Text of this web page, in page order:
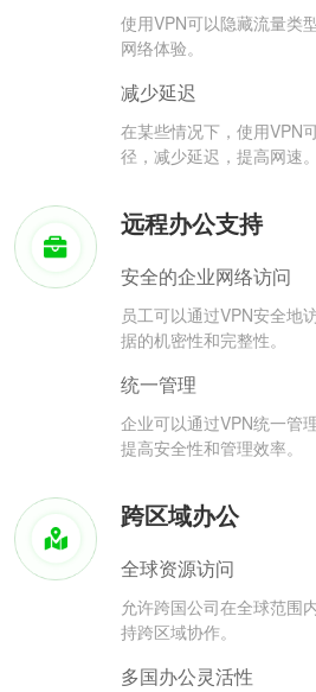
使用VPN可以隐藏流量类
网络体验。
减少延迟
在某些情况下，使用VPN
径，减少延迟，提高网速。
远程办公支持
安全的企业网络访问
员工可以通过VPN安全地
据的机密性和完整性。
统一管理
企业可以通过VPN统一管
提高安全性和管理效率。
跨区域办公
全球资源访问
允许跨国公司在全球范围
持跨区域协作。
多国办公灵活性